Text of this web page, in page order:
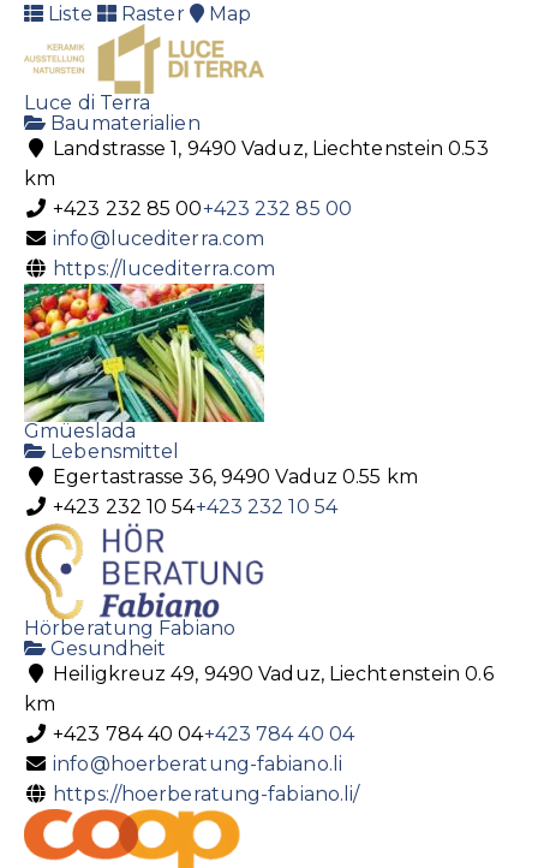
Liste
Raster Map
Luce di Terra
Baumaterialien
Landstrasse 1, 9490 Vaduz, Liechtenstein 0.53
km
+423 232 85 00+423 232 85 00
info@lucediterra.com
https://lucediterra.com
Gmüeslada
Lebensmittel
Egertastrasse 36, 9490 Vaduz 0.55 km
+423 232 10 54+423 232 10 54
Hörberatung Fabiano
Gesundheit
Heiligkreuz 49, 9490 Vaduz, Liechtenstein 0.6
km
+423 784 40 04+423 784 40 04
info@hoerberatung-fabiano.li
https://hoerberatung-fabiano.li/